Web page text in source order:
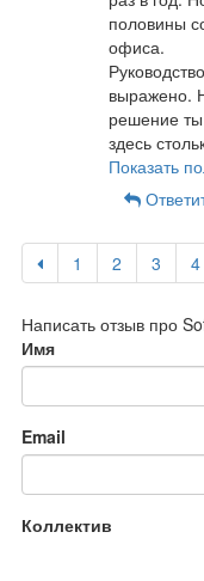
половины
офиса.
выражено.
решение
здесь
Показать
1 2 3 4
Написать отзыв про
Имя
Email
Коллектив